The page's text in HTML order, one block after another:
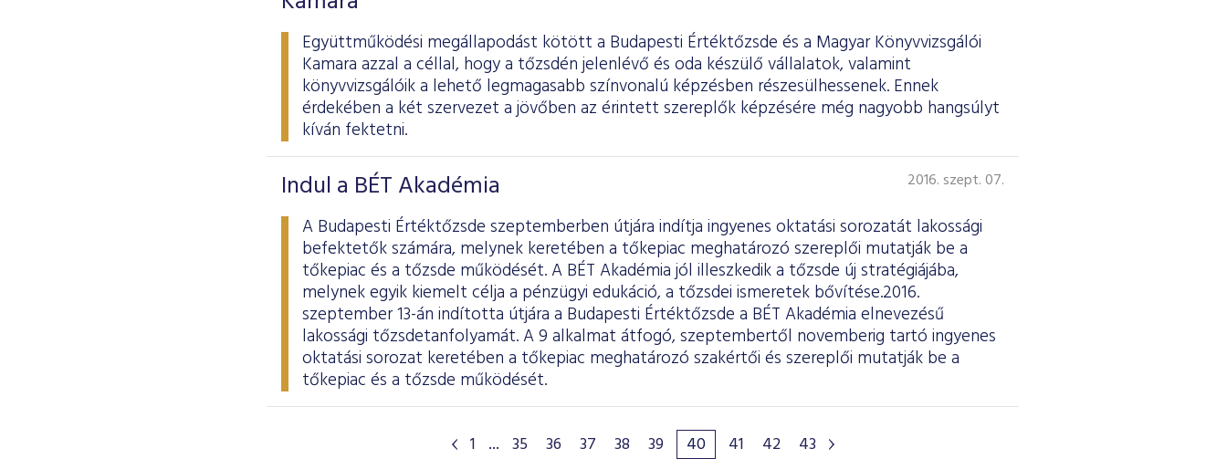
Együttműködési megállapodást kötött a Budapesti Értéktőzsde és a Magyar Könyvvizsgálói
Kamara azzal a céllal, hogy a tőzsdén jelenlévő és oda készülő vállalatok, valamint
könyvvizsgálóik a lehető legmagasabb színvonalú képzésben részesülhessenek. Ennek
érdekében a két szervezet a jövőben az érintett szereplők képzésére még nagyobb hangsúlyt
kíván fektetni.
Indul a BÉT Akadémia 2016. szept. 07.
A Budapesti Értéktőzsde szeptemberben útjára indítja ingyenes oktatási sorozatát lakossági
befektetők számára, melynek keretében a tőkepiac meghatározó szereplői mutatják be a
tőkepiac és a tőzsde működését. A BÉT Akadémia jól illeszkedik a tőzsde új stratégiájába,
melynek egyik kiemelt célja a pénzügyi edukáció, a tőzsdei ismeretek bővítése.2016.
szeptember 13-án indította útjára a Budapesti Értéktőzsde a BÉT Akadémia elnevezésű
lakossági tőzsdetanfolyamát. A 9 alkalmat átfogó, szeptembertől novemberig tartó ingyenes
oktatási sorozat keretében a tőkepiac meghatározó szakértői és szereplői mutatják be a
tőkepiac és a tőzsde működését.
1 ... 35 36 37 38 39 40 41 42 43